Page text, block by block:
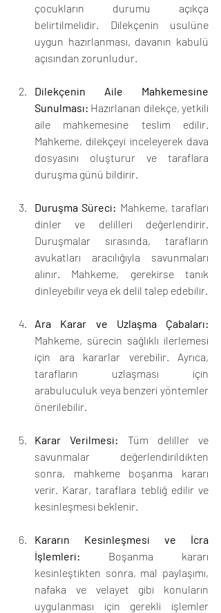
çocukların durumu açıkça
belirtilmelidir. Dilekçenin usulüne
uygun hazırlanması, davanın kabulü
açısından zorunludur.
Dilekçenin Aile Mahkemesine
Sunulması: Hazırlanan dilekçe, yetkili
aile mahkemesine teslim edilir.
Mahkeme, dilekçeyi inceleyerek dava
dosyasını oluşturur ve taraflara
duruşma günü bildirir.
Duruşma Süreci: Mahkeme, tarafları
dinler ve delilleri değerlendirir.
Duruşmalar sırasında, tarafların
avukatları aracılığıyla savunmaları
alınır. Mahkeme, gerekirse tanık
dinleyebilir veya ek delil talep edebilir.
Ara Karar ve Uzlaşma Çabaları:
Mahkeme, sürecin sağlıklı ilerlemesi
için ara kararlar verebilir. Ayrıca,
tarafların uzlaşması için
arabuluculuk veya benzeri yöntemler
önerilebilir.
Karar Verilmesi: Tüm deliller ve
savunmalar değerlendirildikten
sonra, mahkeme boşanma kararı
verir. Karar, taraflara tebliğ edilir ve
kesinleşmesi beklenir.
Kararın Kesinleşmesi ve İcra
İşlemleri: Boşanma kararı
kesinleştikten sonra, mal paylaşımı,
nafaka ve velayet gibi konuların
uygulanması için gerekli işlemler